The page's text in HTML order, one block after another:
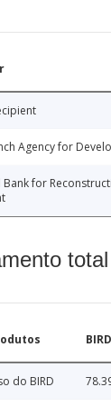
Agency for
for
do BIRD